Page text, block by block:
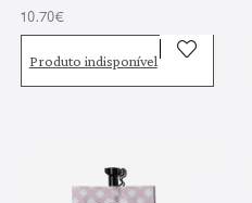
10.70€
Produto indisponível